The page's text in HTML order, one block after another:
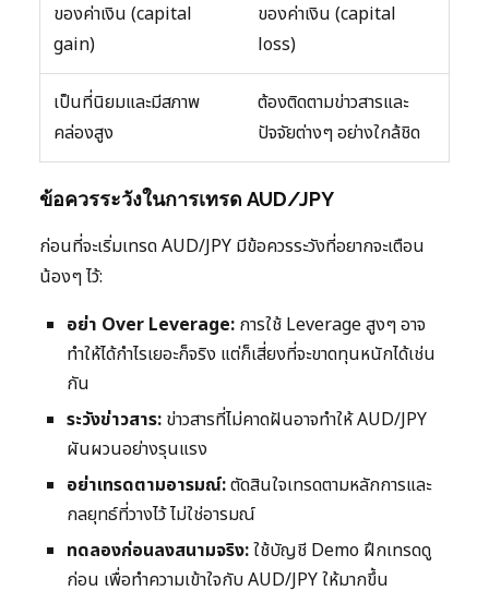
ของค่าเงิน (capital
gain)
ของค่าเงิน (capital
loss)
เป็นที่นิยมและมีสภาพ
คล่องสูง
ต้องติดตามข่าวสารและ
ปัจจัยต่างๆ อย่างใกล้ชิด
ข้อควรระวังในการเทรด AUD/JPY
ก่อนที่จะเริ่มเทรด AUD/JPY มีข้อควรระวังที่อยากจะเตือน
น้องๆ ไว้:
อย่า Over Leverage: การใช้ Leverage สูงๆ อาจ
ทำให้ได้กำไรเยอะก็จริง แต่ก็เสี่ยงที่จะขาดทุนหนักได้เช่น
กัน
ระวังข่าวสาร: ข่าวสารที่ไม่คาดฝันอาจทำให้ AUD/JPY
ผันผวนอย่างรุนแรง
อย่าเทรดตามอารมณ์:ตัดสินใจเทรดตามหลักการและ
กลยุทธ์ที่วางไว้ ไม่ใช่อารมณ์
ทดลองก่อนลงสนามจริง:ใช้บัญชี Demo ฝึกเทรดดู
ก่อน เพื่อทำความเข้าใจกับ AUD/JPY ให้มากขึ้น